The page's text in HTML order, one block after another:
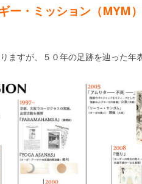
ー・ミッション（MYM
ますが、５０年の足跡を辿った年